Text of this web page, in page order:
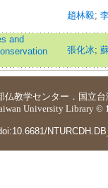
趙林毅;
and
張化冰;
仏教学センター ． 国立
University Library ©